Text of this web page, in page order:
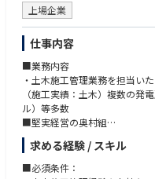
上場企業
仕事内容
■業務内容
・土木施工管理業務を担当いた
（施工実績：土木）複数の発
ル）等多数
■堅実経営の奥村組
高い技術力と良好な財務体質が
自己資本比率が50％もあり、
なく、業務に専念いただくこと
求める経験 / スキル
■必須条件：